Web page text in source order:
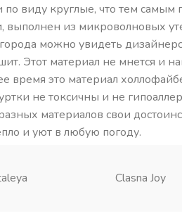
по виду круглые, что тем
выполнен из микроволновых
можно увидеть
Этот материал не мнется и
время это материал
не токсичны и не
материалов свои
и уют в любую погоду.
Clasna Joy